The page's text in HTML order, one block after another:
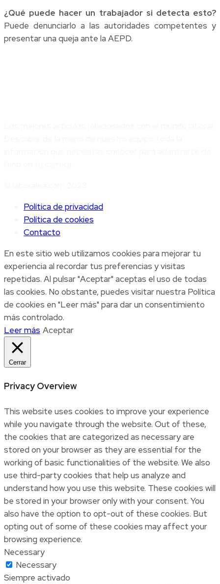
¿Qué puede hacer un trabajador si detecta esto?
Puede denunciarlo a las autoridades competentes y
presentar una queja ante la AEPD.
Política de privacidad
Política de cookies
Contacto
En este sitio web utilizamos cookies para mejorar tu
experiencia al recordar tus preferencias y visitas
repetidas. Al pulsar "Aceptar" aceptas el uso de todas
las cookies. No obstante, puedes visitar nuestra Política
de cookies en "Leer más" para dar un consentimiento
más controlado.
Leer más Aceptar
Cerrar
Privacy Overview
This website uses cookies to improve your experience
while you navigate through the website. Out of these,
the cookies that are categorized as necessary are
stored on your browser as they are essential for the
working of basic functionalities of the website. We also
use third-party cookies that help us analyze and
understand how you use this website. These cookies will
be stored in your browser only with your consent. You
also have the option to opt-out of these cookies. But
opting out of some of these cookies may affect your
browsing experience.
Necessary
Necessary
Siempre activado